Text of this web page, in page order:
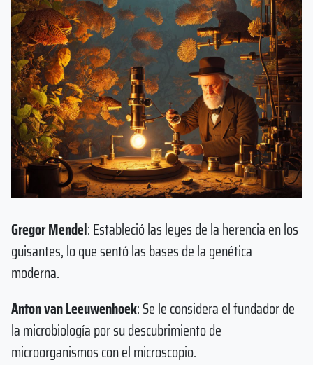
Gregor Mendel: Estableció las leyes de la herencia en los
guisantes, lo que sentó las bases de la genética
moderna.
Anton van Leeuwenhoek: Se le considera el fundador de
la microbiología por su descubrimiento de
microorganismos con el microscopio.